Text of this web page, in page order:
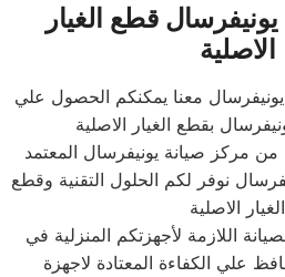
قطع الغيار
الاصلية
بقطع الغيار الاصلية
مركز صيانة يونيفرسال المعتمد
نوفر لكم الحلول التقنية وقطع
الغيار الاصلية
اللازمة لأجهزتكم المنزلية في
علي الكفاءة المعتادة لاجهزة